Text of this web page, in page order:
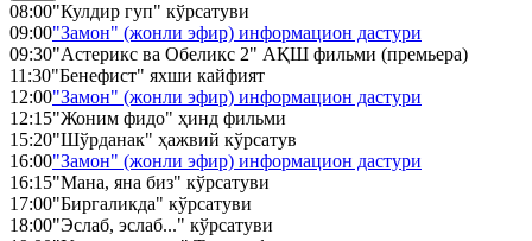
08:00"Кулдир гуп" кўрсатуви
09:00"Замон" (жонли эфир) информацион дастури
09:30"Астерикс ва Обеликс 2" АҚШ фильми (премьера)
11:30"Бенефист" яхши кайфият
12:00"Замон" (жонли эфир) информацион дастури
12:15"Жоним фидо" ҳинд фильми
15:20"Шўрданак" ҳажвий кўрсатув
16:00"Замон" (жонли эфир) информацион дастури
16:15"Мана, яна биз" кўрсатуви
17:00"Биргаликда" кўрсатуви
18:00"Эслаб, эслаб..." кўрсатуви